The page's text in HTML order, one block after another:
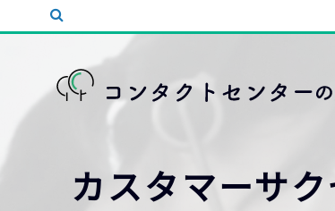
カスタマーサ